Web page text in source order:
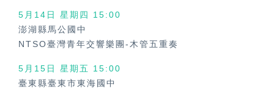
5月14日 星期四 15:00
澎湖縣馬公國中
NTSO臺灣青年交響樂團-木管五重奏
5月15日 星期五 15:00
臺東縣臺東市東海國中